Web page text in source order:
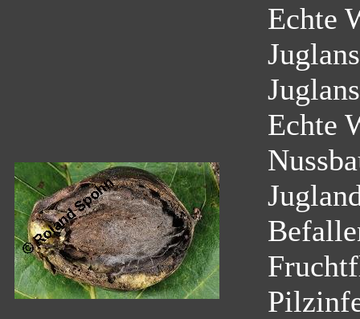
Echte
Echte